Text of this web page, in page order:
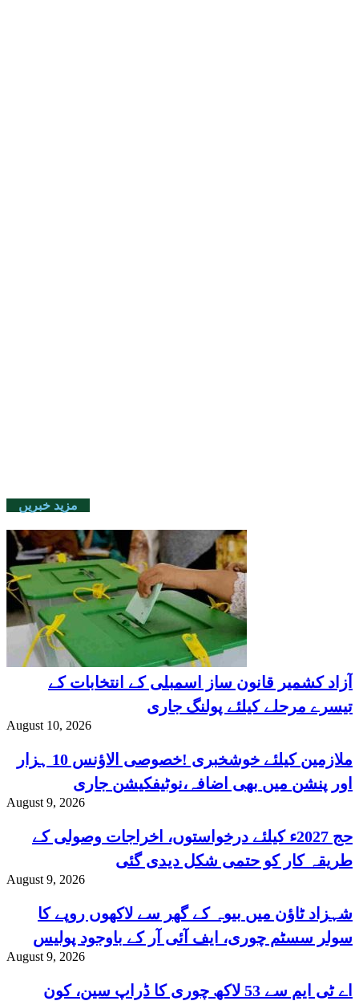
مزید خبریں
آزاد کشمیر قانون ساز اسمبلی کے انتخابات کے
تیسرے مرحلے کیلئے پولنگ جاری
August 10, 2026
ملازمین کیلئے خوشخبری !خصوصی الاؤنس 10 ہزار
اور پنشن میں بھی اضافہ،نوٹیفکیشن جاری
August 9, 2026
حج 2027ء کیلئے درخواستوں، اخراجات وصولی کے
طریقہ کار کو حتمی شکل دیدی گئی
August 9, 2026
شہزاد ٹاؤن میں بیوہ کے گھر سے لاکھوں روپے کا
سولر سسٹم چوری، ایف آئی آر کے باوجود پولیس
August 9, 2026
اے ٹی ایم سے 53 لاکھ چوری کا ڈراپ سین، کون